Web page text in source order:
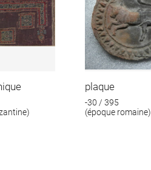
plaque
-30 / 395
(époque romaine)